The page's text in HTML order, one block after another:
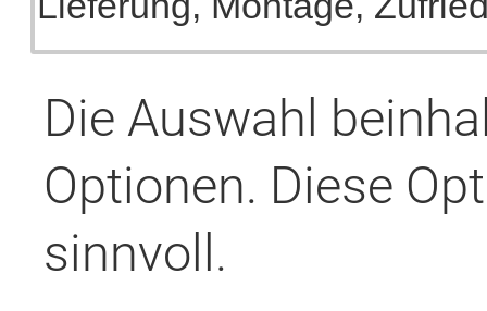
Die Auswahl
Optionen. Diese
sinnvoll.